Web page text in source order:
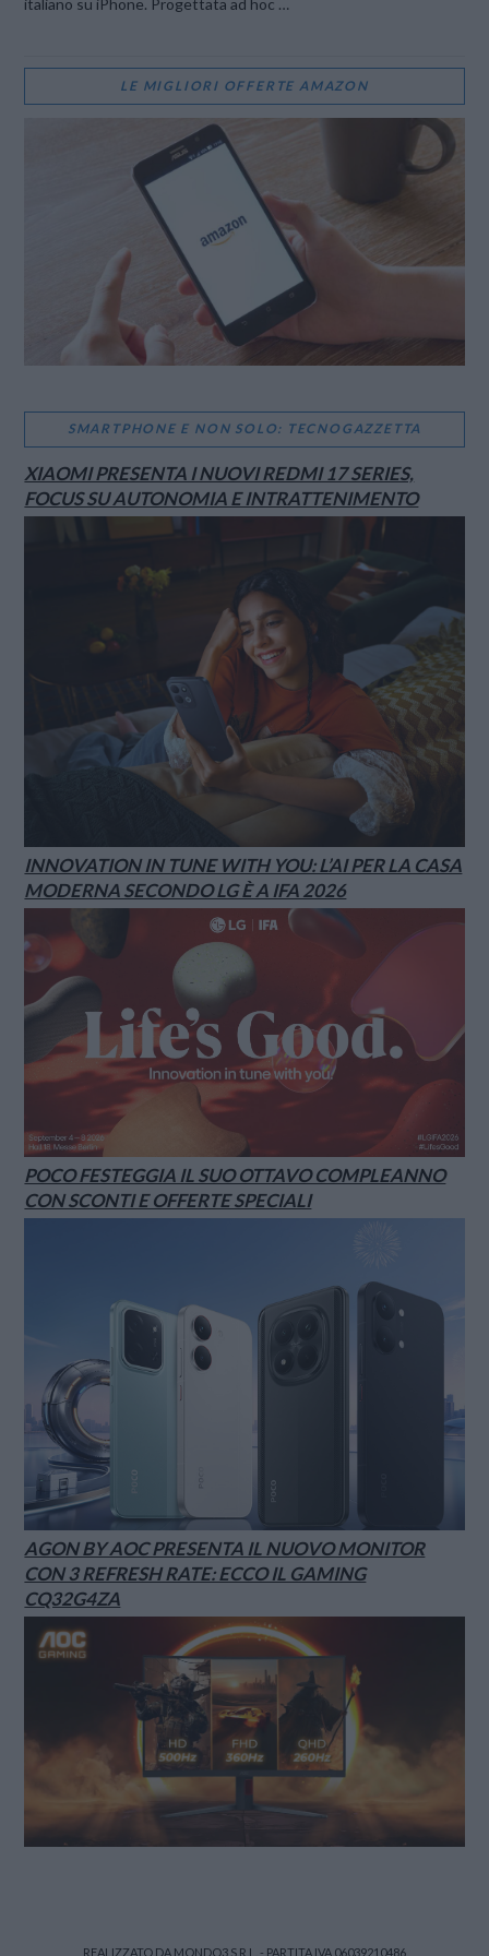
italiano su iPhone. Progettata ad hoc …
LE MIGLIORI OFFERTE AMAZON
SMARTPHONE E NON SOLO: TECNOGAZZETTA
XIAOMI PRESENTA I NUOVI REDMI 17 SERIES,
FOCUS SU AUTONOMIA E INTRATTENIMENTO
INNOVATION IN TUNE WITH YOU: L’AI PER LA CASA
MODERNA SECONDO LG È A IFA 2026
POCO FESTEGGIA IL SUO OTTAVO COMPLEANNO
CON SCONTI E OFFERTE SPECIALI
AGON BY AOC PRESENTA IL NUOVO MONITOR
CON 3 REFRESH RATE: ECCO IL GAMING
CQ32G4ZA
REALIZZATO DA MONDO3 S.R.L. - PARTITA IVA 06039210486